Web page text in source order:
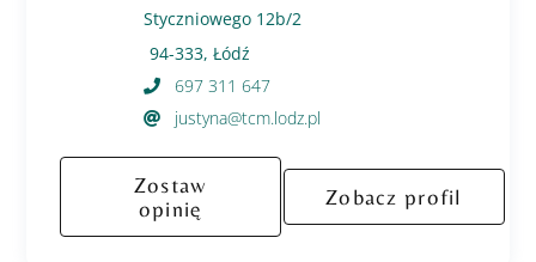
Styczniowego 12b/2
94-333, Łódź
697 311 647
justyna@tcm.lodz.pl
Zostaw
opinię
Zobacz profil